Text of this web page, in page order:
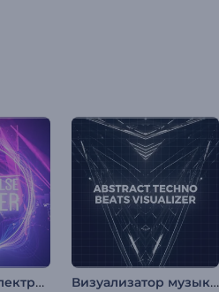
Эквалайзер: Электрический пульс Визуализатор музыки: Абстрактные биты техно